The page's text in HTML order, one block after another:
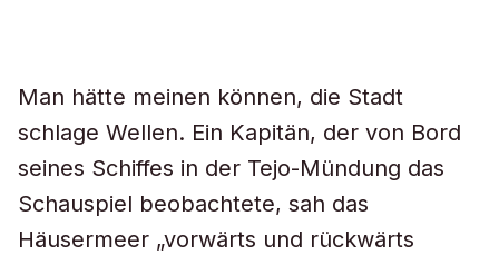
Man hätte meinen können, die Stadt
schlage Wellen. Ein Kapitän, der von Bord
seines Schiffes in der Tejo-Mündung das
Schauspiel beobachtete, sah das
Häusermeer „vorwärts und rückwärts